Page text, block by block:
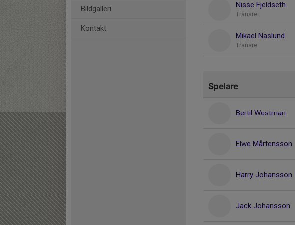
Bildgalleri
Kontakt
Nisse Fjeldseth
Tränare
Mikael Näslund
Tränare
Spelare
Bertil Westman
Elwe Mårtensson
Harry Johansson
Jack Johansson